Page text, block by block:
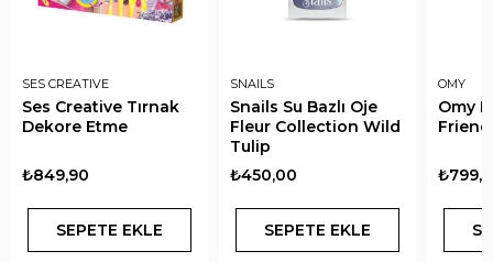
SES CREATIVE
Ses Creative Tırnak
Dekore Etme
₺849,90
SEPETE EKLE
SNAILS
Snails Su Bazlı Oje
Fleur Collection Wild
Tulip
₺450,00
SEPETE EKLE
OMY
Omy